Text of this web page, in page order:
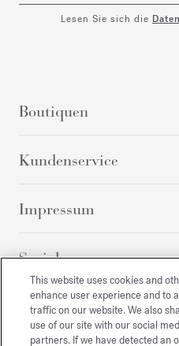
Lesen Sie sich die
Boutiquen
Kundenservice
Impressum
Social
Alle Rechte
This website uses cookies and
enhance user experience and to
traffic on our website. We also
use of our site with our social
partners. If we have detected an